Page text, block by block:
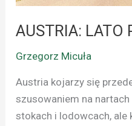
AUSTRIA: LATO
Grzegorz Micuła
Austria kojarzy się
szusowaniem na
stokach i lodowcach, ale